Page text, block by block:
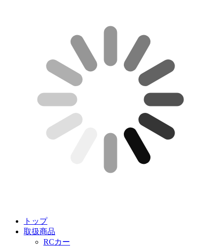
トップ
取扱商品
RCカー